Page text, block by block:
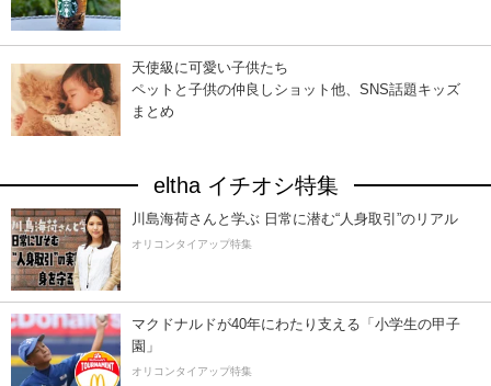
天使級に可愛い子供たち
ペットと子供の仲良しショット他、SNS話題キッズ
まとめ
eltha イチオシ特集
川島海荷さんと学ぶ 日常に潜む“人身取引”のリアル
オリコンタイアップ特集
マクドナルドが40年にわたり支える「小学生の甲子
園」
オリコンタイアップ特集